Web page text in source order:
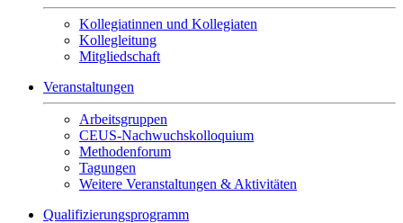
Kollegiatinnen und Kollegiaten
Kollegleitung
Mitgliedschaft
Veranstaltungen
Arbeitsgruppen
CEUS-Nachwuchskolloquium
Methodenforum
Tagungen
Weitere Veranstaltungen & Aktivitäten
Qualifizierungsprogramm